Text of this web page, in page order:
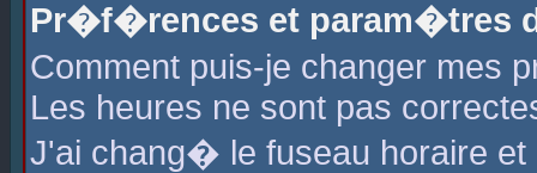
Pr�f�rences et param�tres
Comment puis-je changer mes
Les heures ne sont pas
J'ai chang� le fuseau horaire